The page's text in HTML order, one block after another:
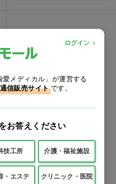
ログイン
メディカル」が運営する
信販売サイト です。
お答えください
技工所 介護・福祉施設
・エステ クリニック・医院